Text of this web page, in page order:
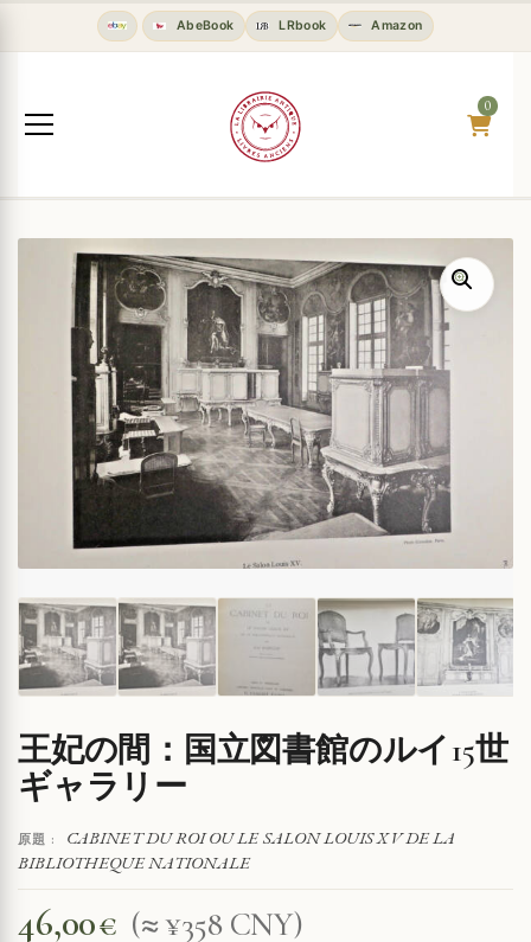
AbeBook LRbook Amazon
0
王妃の間：国立図書館のルイ15世
ギャラリー
原題 :
CABINET DU ROI OU LE SALON LOUIS XV DE LA
BIBLIOTHEQUE NATIONALE
46,00€ (≈ ¥358 CNY)